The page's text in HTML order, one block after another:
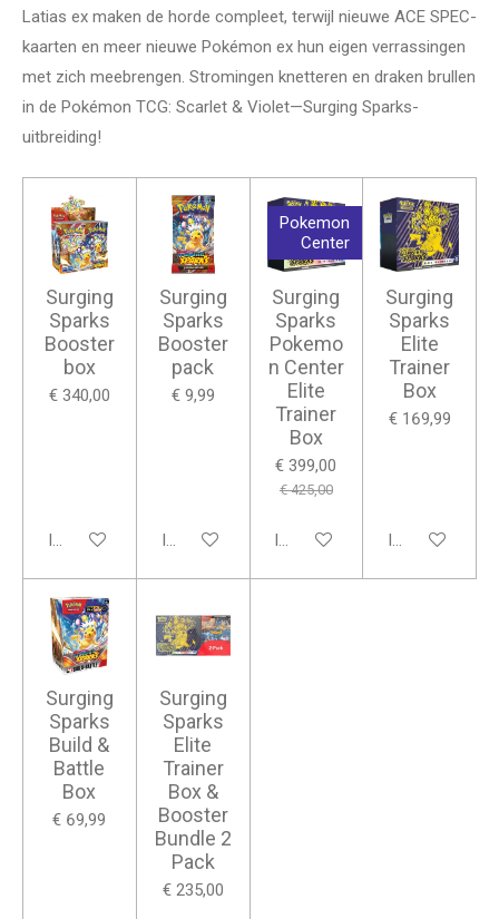
Latias ex maken de horde compleet, terwijl nieuwe ACE SPEC-
kaarten en meer nieuwe Pokémon ex hun eigen verrassingen
met zich meebrengen. Stromingen knetteren en draken brullen
in de Pokémon TCG: Scarlet & Violet—Surging Sparks-
uitbreiding!
Surging
Sparks
Booster
box
€ 340,00
In winkelwagen
Surging
Sparks
Booster
pack
€ 9,99
In winkelwagen
Pokemon
Center
Surging
Sparks
Pokemo
n Center
Elite
Trainer
Box
€ 399,00
€ 425,00
In winkelwagen
Surging
Sparks
Elite
Trainer
Box
€ 169,99
In winkelwagen
Surging
Sparks
Build &
Battle
Box
€ 69,99
Surging
Sparks
Elite
Trainer
Box &
Booster
Bundle 2
Pack
€ 235,00